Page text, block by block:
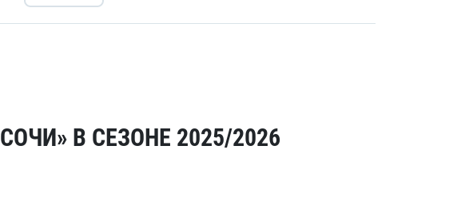
В СЕЗОНЕ 2025/2026